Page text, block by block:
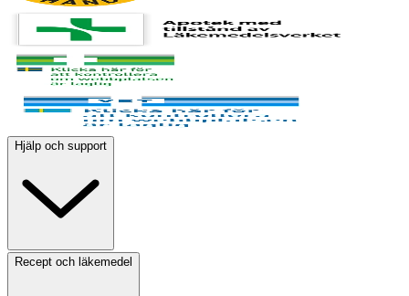
Hjälp och support
Recept och läkemedel